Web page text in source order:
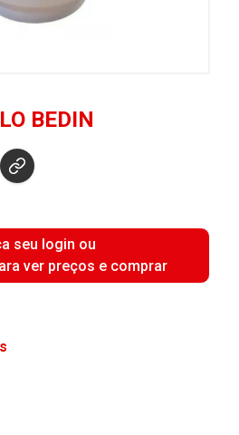
BEDIN
seu login ou
ver preços e comprar